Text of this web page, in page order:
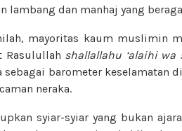
lambang dan manhaj yang
mayoritas kaum muslimin
Rasulullah shallallahu ‘alaihi wa
barometer keselamatan
neraka.
syiar-syiar yang bukan